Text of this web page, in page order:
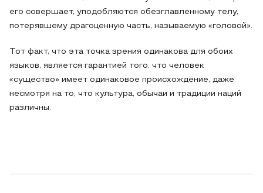
его совершает, уподобляются обезглавленному телу,
потерявшему драгоценную часть, называемую «головой».
Тот факт, что эта точка зрения одинакова для обоих
языков, является гарантией того, что человек
«существо» имеет одинаковое происхождение, даже
несмотря на то, что культура, обычаи и традиции наций
различны.